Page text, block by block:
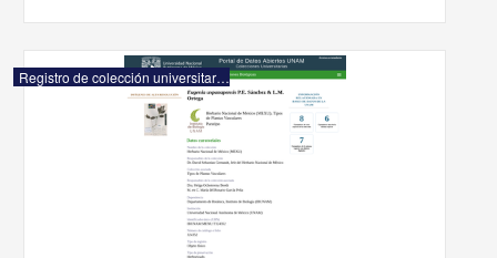
Registro de colección universitaria